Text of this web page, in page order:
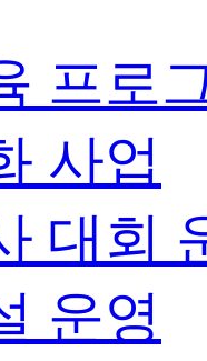
프로
사업
대회
운영